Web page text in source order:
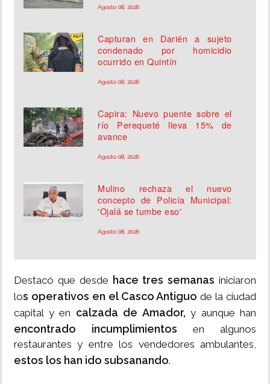
Agosto 08, 2026
Capturan en Darién a sujeto
condenado por homicidio
ocurrido en Quintín
Agosto 08, 2026
Capira: Nuevo puente sobre el
río Perequeté lleva 15% de
avance
Agosto 08, 2026
Mulino rechaza el nuevo
concepto de Policía Municipal:
'Ojalá se tumbe eso'
Agosto 08, 2026
Destacó que desde hace tres semanas iniciaron
los operativos en el Casco Antiguo de la ciudad
capital y en calzada de Amador, y aunque han
encontrado incumplimientos en algunos
restaurantes y entre los vendedores ambulantes,
estos los han ido subsanando.